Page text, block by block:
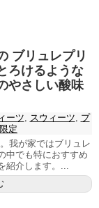
ブリュレプリ
ろけるような
やさしい酸味
ーツ, スウィーツ, プ
定
我が家ではブリュレ
中でも特におすすめ
紹介します。...